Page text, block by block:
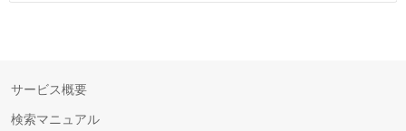
サービス概要
検索マニュアル